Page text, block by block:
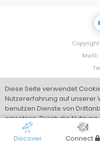
Powered
Discover Connect
Diese Seite verwendet
Nutzererfahrung auf unserer
benutzen Dienste von
einsetzen. Durch die
der Verwendung von
finden Siehier